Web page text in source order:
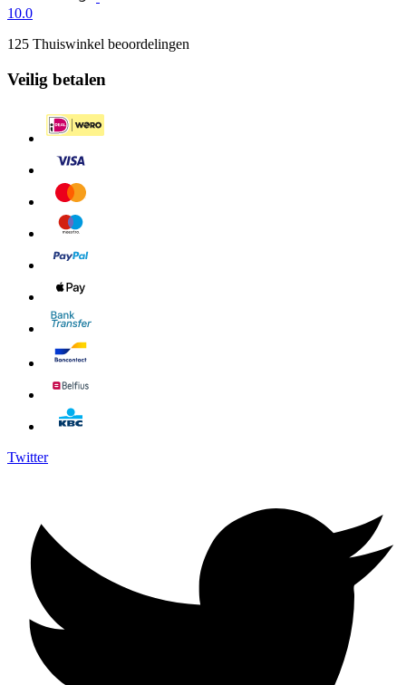
10.0
125 Thuiswinkel beoordelingen
Veilig betalen
Twitter